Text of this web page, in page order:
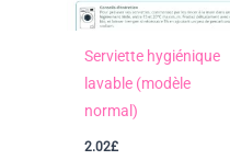
Serviette hygiénique
lavable (modèle
normal)
2.02£